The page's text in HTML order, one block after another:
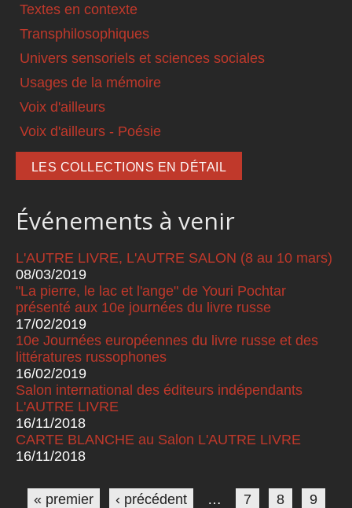
Textes en contexte
Transphilosophiques
Univers sensoriels et sciences sociales
Usages de la mémoire
Voix d'ailleurs
Voix d'ailleurs - Poésie
LES COLLECTIONS EN DÉTAIL
Événements à venir
L'AUTRE LIVRE, L'AUTRE SALON (8 au 10 mars)
08/03/2019
"La pierre, le lac et l'ange" de Youri Pochtar
présenté aux 10e journées du livre russe
17/02/2019
10e Journées européennes du livre russe et des
littératures russophones
16/02/2019
Salon international des éditeurs indépendants
L'AUTRE LIVRE
16/11/2018
CARTE BLANCHE au Salon L'AUTRE LIVRE
16/11/2018
Pages
« premier ‹ précédent … 7 8 9